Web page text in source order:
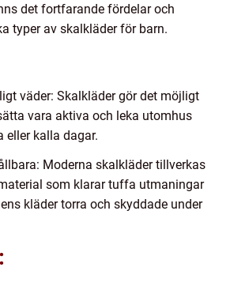
det fortfarande fördelar och
typer av skalkläder för barn.
väder: Skalkläder gör det möjligt
vara aktiva och leka utomhus
eller kalla dagar.
Moderna skalkläder tillverkas
som klarar tuffa utmaningar
kläder torra och skyddade under